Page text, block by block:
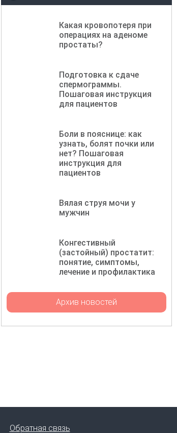
Какая кровопотеря при
операциях на аденоме
простаты?
Подготовка к сдаче
спермограммы.
Пошаговая инструкция
для пациентов
Боли в пояснице: как
узнать, болят почки или
нет? Пошаговая
инструкция для
пациентов
Вялая струя мочи у
мужчин
Конгестивный
(застойный) простатит:
понятие, симптомы,
лечение и профилактика
Архив новостей
Обратная связь